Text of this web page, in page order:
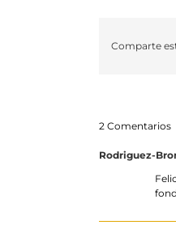
Comparte
2 Comentarios
Rodriguez-